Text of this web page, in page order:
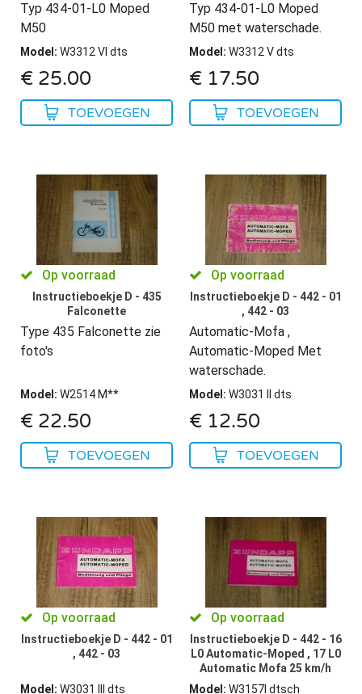
Typ 434-01-L0 Moped
M50
Model : W3312 VI dts
€ 25.00
TOEVOEGEN
Typ 434-01-L0 Moped
M50 met waterschade.
Model : W3312 V dts
€ 17.50
TOEVOEGEN
Op voorraad
Instructieboekje D - 435
Falconette
Type 435 Falconette zie
foto's
Model : W2514 M**
€ 22.50
TOEVOEGEN
Op voorraad
Instructieboekje D - 442 - 01
, 442 - 03
Automatic-Mofa ,
Automatic-Moped Met
waterschade.
Model : W3031 II dts
€ 12.50
TOEVOEGEN
Op voorraad
Instructieboekje D - 442 - 01
, 442 - 03
Model : W3031 III dts
Op voorraad
Instructieboekje D - 442 - 16
L0 Automatic-Moped , 17 L0
Automatic Mofa 25 km/h
Model : W3157I dtsch